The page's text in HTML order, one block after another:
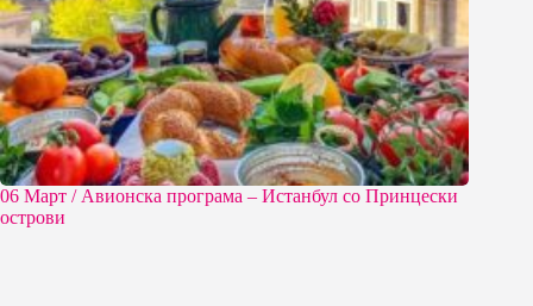
06 Март / Aвионска програма – Истанбул со Принцески
острови